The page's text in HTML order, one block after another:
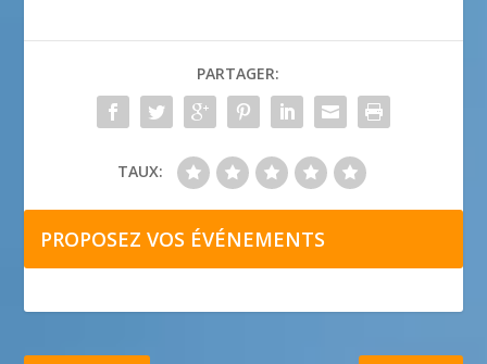
PARTAGER:
TAUX:
PROPOSEZ VOS ÉVÉNEMENTS